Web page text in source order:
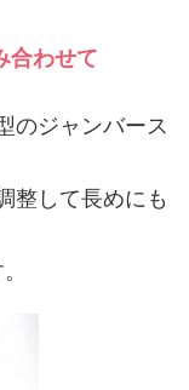
合わせて
のジャンバース
整して長めにも